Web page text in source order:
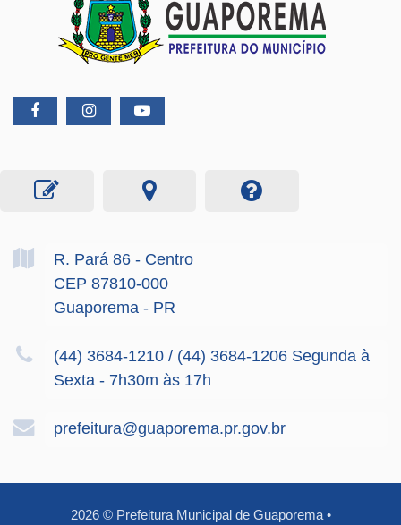
R. Pará 86 - Centro
CEP 87810-000
Guaporema - PR
(44) 3684-1210 / (44) 3684-1206 Segunda à
Sexta - 7h30m às 17h
prefeitura@guaporema.pr.gov.br
2026 © Prefeitura Municipal de Guaporema •